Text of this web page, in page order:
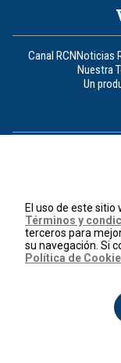
Canal RCNNoticias
Nuestra
Un
El uso de este
Términos y
terceros para
su navegación. Si
Política de